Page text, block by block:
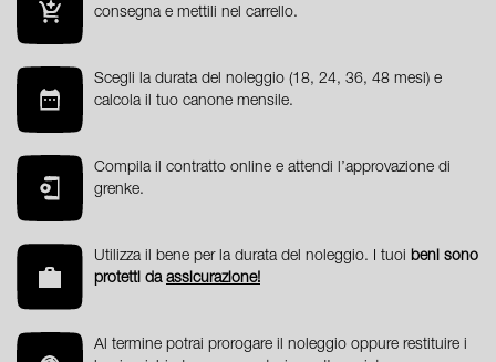
consegna e mettili nel carrello.
Scegli la durata del noleggio (18, 24, 36, 48 mesi) e
calcola il tuo canone mensile.
Compila il contratto online e attendi l’approvazione di
grenke.
Utilizza il bene per la durata del noleggio. I tuoi beni sono
protetti daassicurazione!
Al termine potrai prorogare il noleggio oppure restituire i